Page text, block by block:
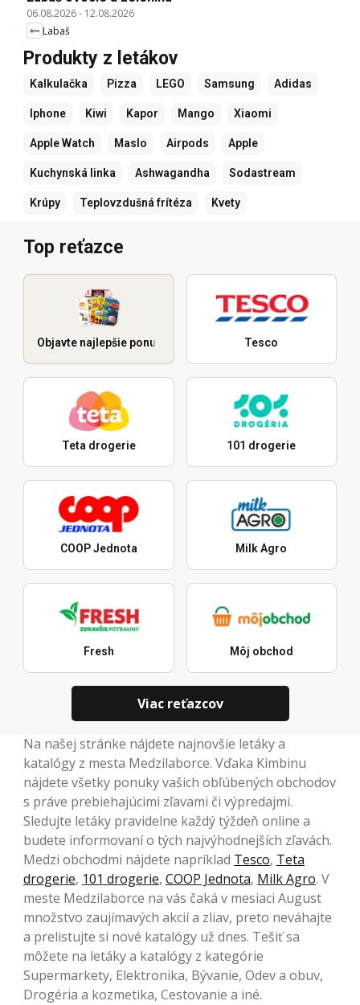
06.08.2026- 12.08.2026
Labaš
Produkty z letákov
Kalkulačka Pizza LEGO Samsung Adidas
Iphone Kiwi Kapor Mango Xiaomi
Apple Watch Maslo Airpods Apple
Kuchynská linka Ashwagandha Sodastream
Krúpy Teplovzdušná frítéza Kvety
Top reťazce
Objavte najlepšie ponuky Tesco
Teta drogerie 101 drogerie
COOP Jednota Milk Agro
Fresh Môj obchod
Viac reťazcov
Na našej stránke nájdete najnovšie letáky a
katalógy z mesta Medzilaborce. Vďaka Kimbinu
nájdete všetky ponuky vašich obľúbených obchodov
s práve prebiehajúcimi zľavami či výpredajmi.
Sledujte letáky pravidelne každý týždeň online a
budete informovaní o tých najvýhodnejších zľavách.
Medzi obchodmi nájdete napríklad Tesco, Teta
drogerie, 101 drogerie, COOP Jednota, Milk Agro. V
meste Medzilaborce na vás čaká v mesiaci August
množstvo zaujímavých akcií a zliav, preto neváhajte
a prelistujte si nové katalógy už dnes. Tešiť sa
môžete na letáky a katalógy z kategórie
Supermarkety, Elektronika, Bývanie, Odev a obuv,
Drogéria a kozmetika, Cestovanie a iné.